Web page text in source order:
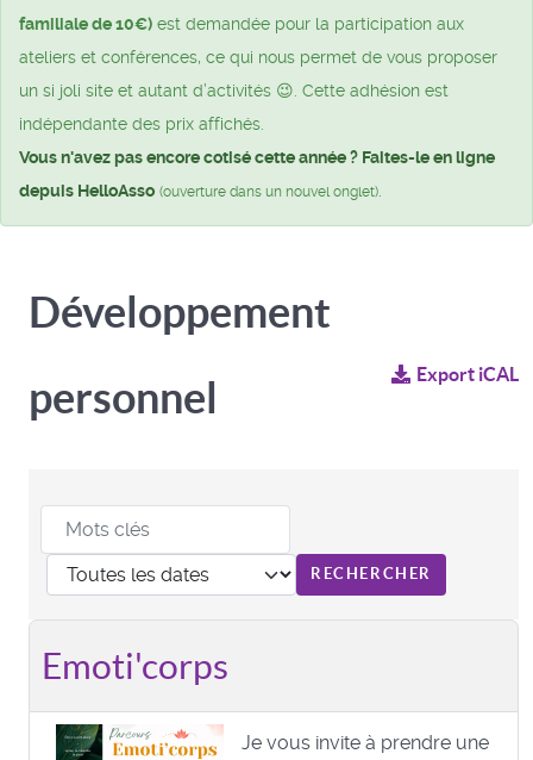
familiale de 10€) est demandée pour la participation aux
ateliers et conférences, ce qui nous permet de vous proposer
un si joli site et autant d’activités 😉. Cette adhésion est
indépendante des prix affichés.
Vous n'avez pas encore cotisé cette année ? Faites-le en ligne
depuis HelloAsso (ouverture dans un nouvel onglet)
Développement
personnel
Export iCAL
Emoti'corps
Je vous invite à prendre une